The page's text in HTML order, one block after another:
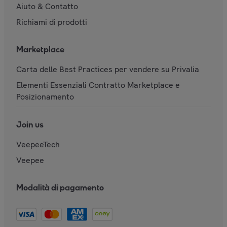
Aiuto & Contatto
Richiami di prodotti
Marketplace
Carta delle Best Practices per vendere su Privalia
Elementi Essenziali Contratto Marketplace e
Posizionamento
Join us
VeepeeTech
Veepee
Modalità di pagamento